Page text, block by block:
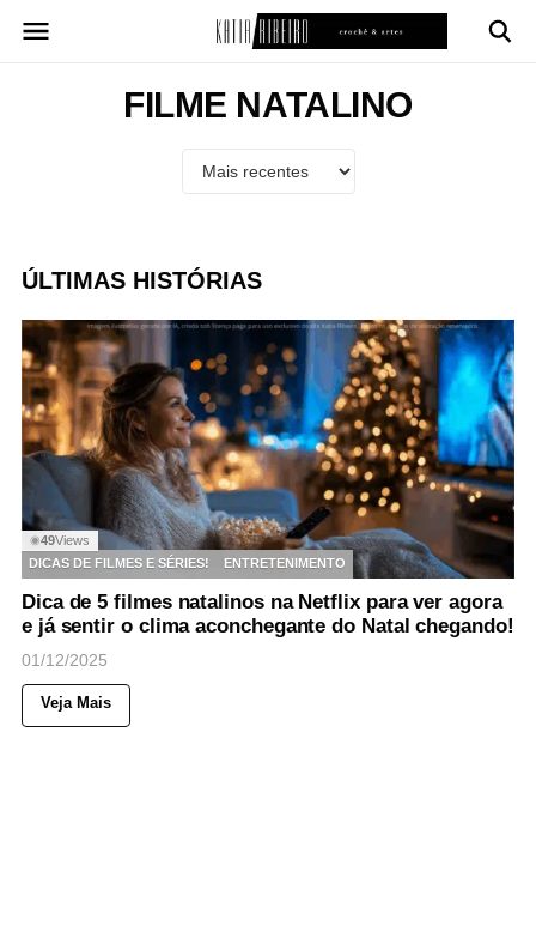
para
FILME NATALINO
ÚLTIMAS HISTÓRIAS
◉49Views
DICAS DE FILMES E SÉRIES!
ENTRETENIMENTO
Dica de 5 filmes natalinos na Netflix para ver agora
e já sentir o clima aconchegante do Natal chegando!
01/12/2025
Veja Mais